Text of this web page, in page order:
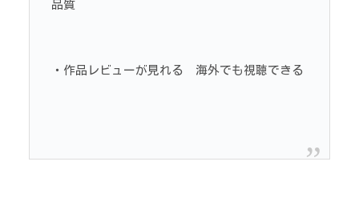
品質
・作品レビューが見れる 海外でも視聴できる